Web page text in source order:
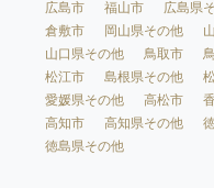
広島市 福山市 広島県
倉敷市
岡山県その他
山口県その他
鳥取市
松江市
島根県その他
愛媛県その他
高松市
高知市
高知県その他
徳島県その他